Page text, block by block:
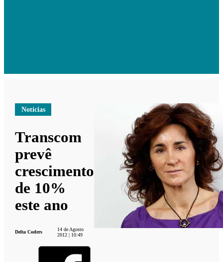
Notícias
Transcom
prevê
crescimento
de 10%
este ano
Delta Coders
14 de Agosto
2012 | 10:49